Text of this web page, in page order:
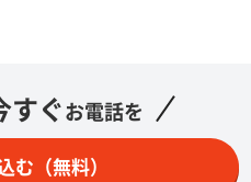
すぐお電話を
む（無料）